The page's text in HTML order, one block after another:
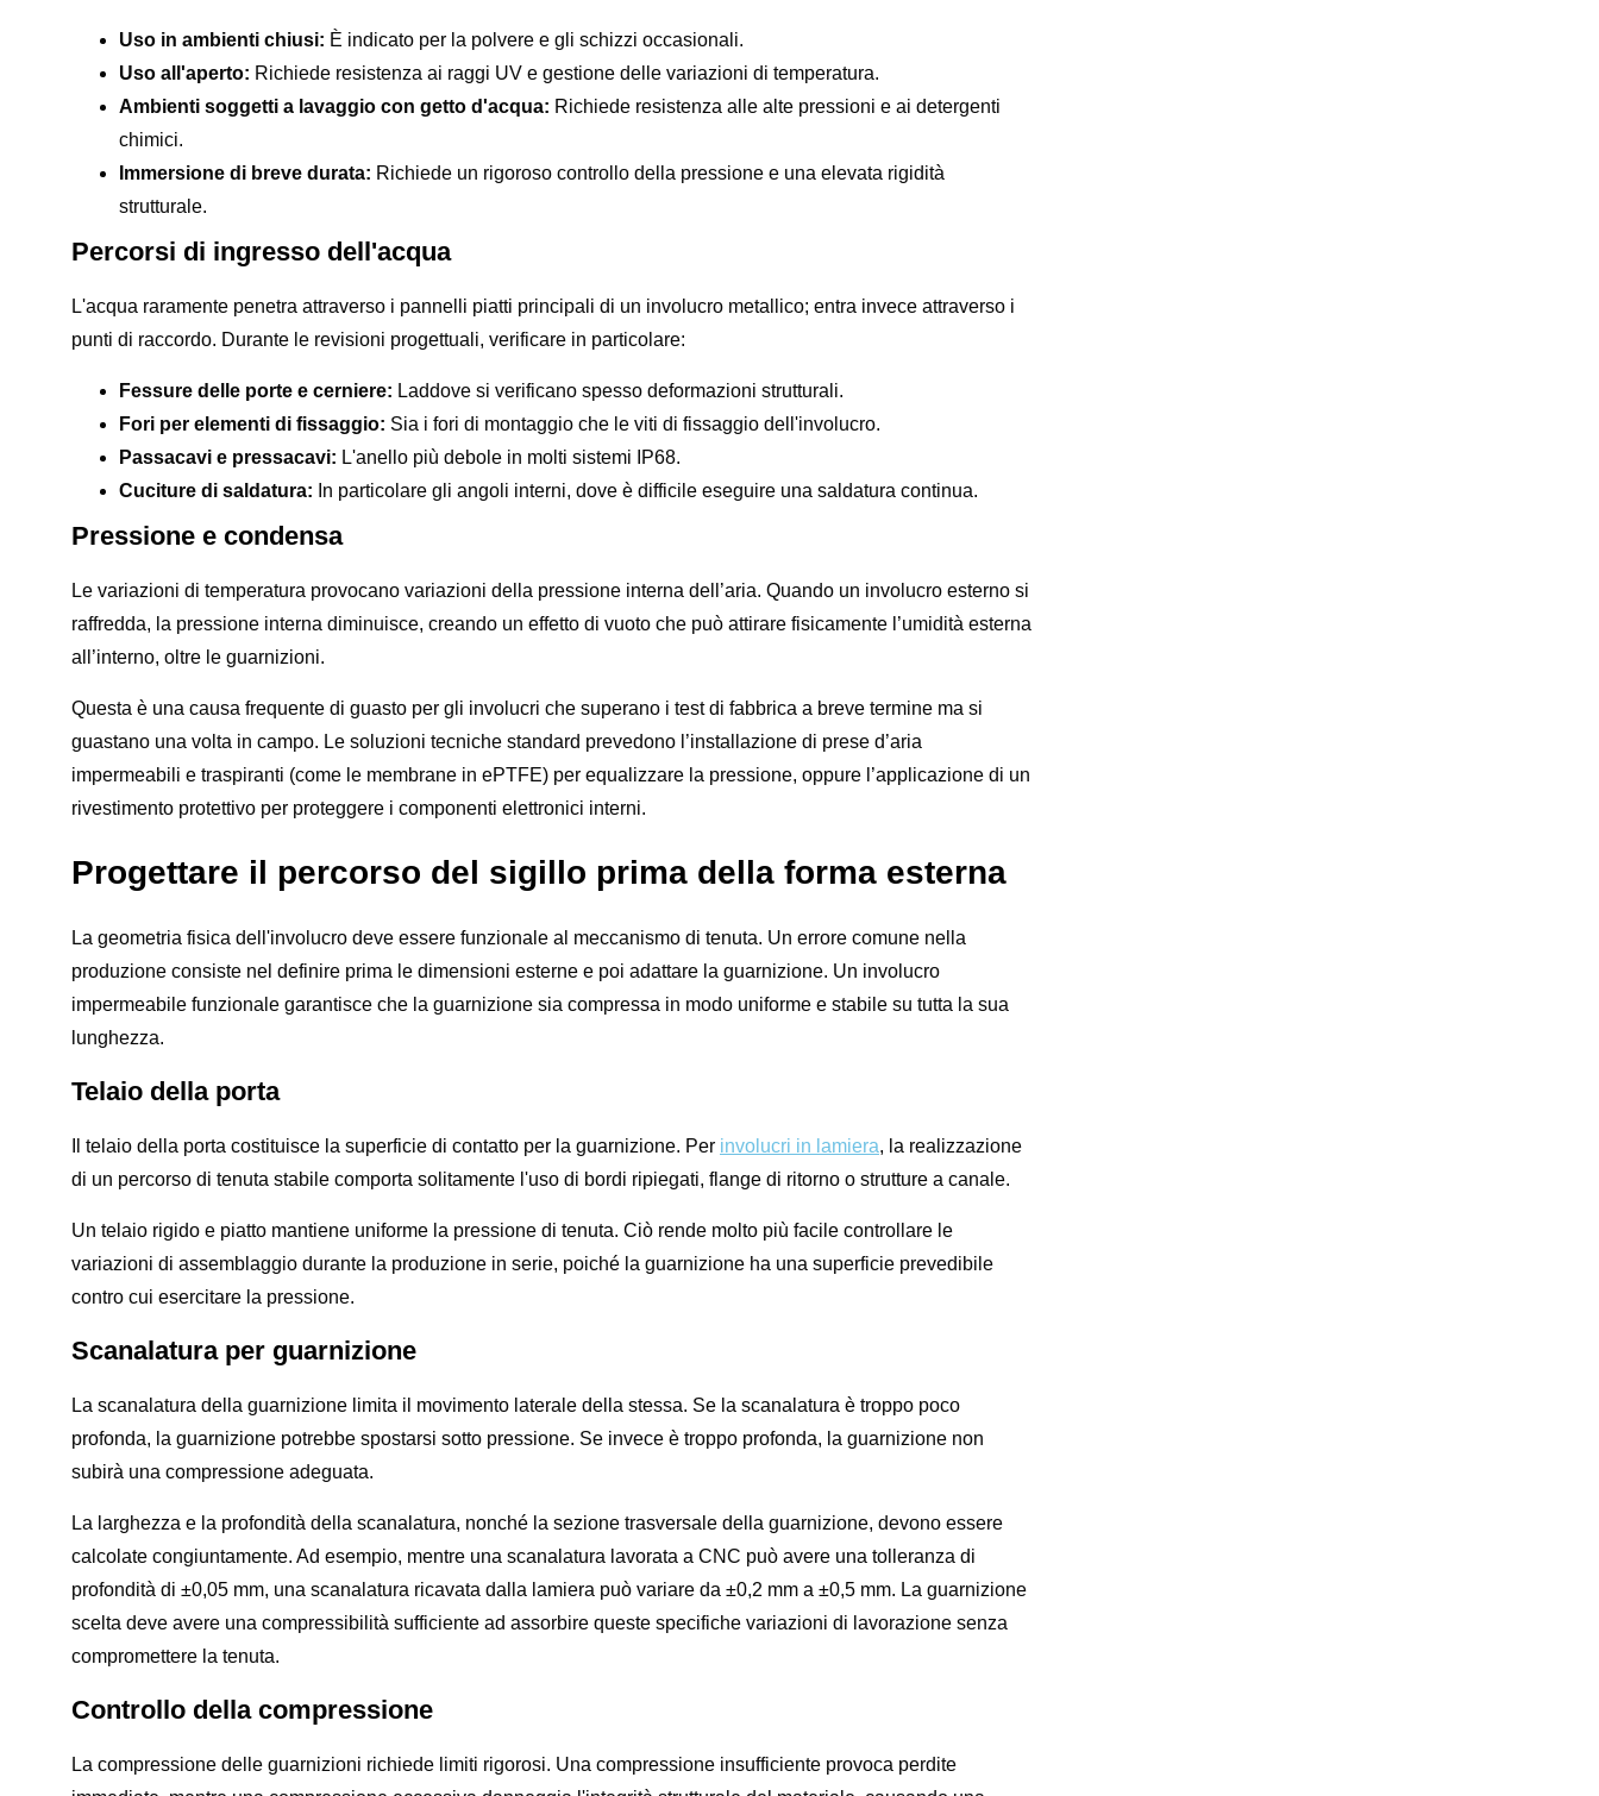
Uso in ambienti chiusi: È indicato per la polvere e gli schizzi occasionali.
Uso all'aperto: Richiede resistenza ai raggi UV e gestione delle variazioni di temperatura.
Ambienti soggetti a lavaggio con getto d'acqua: Richiede resistenza alle alte pressioni e ai detergenti
chimici.
Immersione di breve durata: Richiede un rigoroso controllo della pressione e una elevata rigidità
strutturale.
Percorsi di ingresso dell'acqua
L'acqua raramente penetra attraverso i pannelli piatti principali di un involucro metallico; entra invece attraverso i
punti di raccordo. Durante le revisioni progettuali, verificare in particolare:
Fessure delle porte e cerniere: Laddove si verificano spesso deformazioni strutturali.
Fori per elementi di fissaggio: Sia i fori di montaggio che le viti di fissaggio dell'involucro.
Passacavi e pressacavi: L'anello più debole in molti sistemi IP68.
Cuciture di saldatura: In particolare gli angoli interni, dove è difficile eseguire una saldatura continua.
Pressione e condensa
Le variazioni di temperatura provocano variazioni della pressione interna dell’aria. Quando un involucro esterno si
raffredda, la pressione interna diminuisce, creando un effetto di vuoto che può attirare fisicamente l’umidità esterna
all’interno, oltre le guarnizioni.
Questa è una causa frequente di guasto per gli involucri che superano i test di fabbrica a breve termine ma si
guastano una volta in campo. Le soluzioni tecniche standard prevedono l’installazione di prese d’aria
impermeabili e traspiranti (come le membrane in ePTFE) per equalizzare la pressione, oppure l’applicazione di un
rivestimento protettivo per proteggere i componenti elettronici interni.
Progettare il percorso del sigillo prima della forma esterna
La geometria fisica dell'involucro deve essere funzionale al meccanismo di tenuta. Un errore comune nella
produzione consiste nel definire prima le dimensioni esterne e poi adattare la guarnizione. Un involucro
impermeabile funzionale garantisce che la guarnizione sia compressa in modo uniforme e stabile su tutta la sua
lunghezza.
Telaio della porta
Il telaio della porta costituisce la superficie di contatto per la guarnizione. Per involucri in lamiera, la realizzazione
di un percorso di tenuta stabile comporta solitamente l'uso di bordi ripiegati, flange di ritorno o strutture a canale.
Un telaio rigido e piatto mantiene uniforme la pressione di tenuta. Ciò rende molto più facile controllare le
variazioni di assemblaggio durante la produzione in serie, poiché la guarnizione ha una superficie prevedibile
contro cui esercitare la pressione.
Scanalatura per guarnizione
La scanalatura della guarnizione limita il movimento laterale della stessa. Se la scanalatura è troppo poco
profonda, la guarnizione potrebbe spostarsi sotto pressione. Se invece è troppo profonda, la guarnizione non
subirà una compressione adeguata.
La larghezza e la profondità della scanalatura, nonché la sezione trasversale della guarnizione, devono essere
calcolate congiuntamente. Ad esempio, mentre una scanalatura lavorata a CNC può avere una tolleranza di
profondità di ±0,05 mm, una scanalatura ricavata dalla lamiera può variare da ±0,2 mm a ±0,5 mm. La guarnizione
scelta deve avere una compressibilità sufficiente ad assorbire queste specifiche variazioni di lavorazione senza
compromettere la tenuta.
Controllo della compressione
La compressione delle guarnizioni richiede limiti rigorosi. Una compressione insufficiente provoca perdite